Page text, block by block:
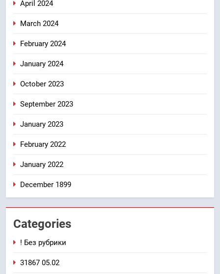
April 2024
March 2024
February 2024
January 2024
October 2023
September 2023
January 2023
February 2022
January 2022
December 1899
Categories
! Без рубрики
31867 05.02